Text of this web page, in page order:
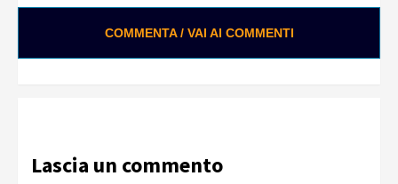
COMMENTA / VAI AI COMMENTI
Lascia un commento